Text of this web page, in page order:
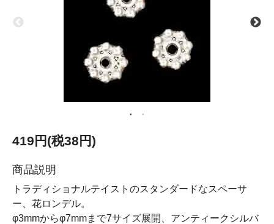
419円(税38円)
商品説明
トラディショナルテイストのスタンダードなスペーサ
ー、花ロンデル。
φ3mmからφ7mmまで7サイズ展開、アンティークシルバ